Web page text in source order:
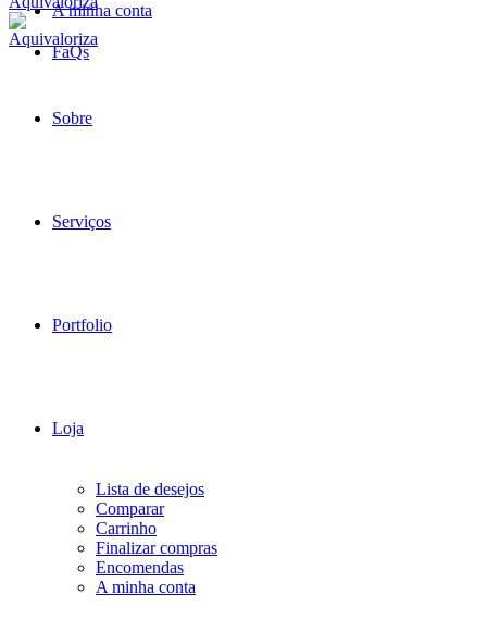
A minha conta
FaQs
Sobre
Serviços
Portfolio
Loja
Lista de desejos
Comparar
Carrinho
Finalizar compras
Encomendas
A minha conta